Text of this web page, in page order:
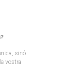
sinó
vostra